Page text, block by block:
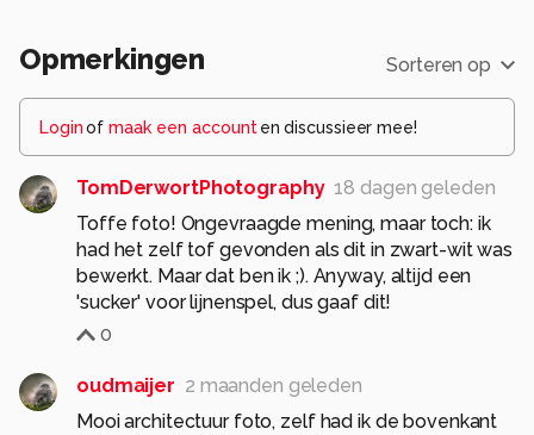
Opmerkingen Sorteren op
Loginof maak een account en discussieer mee!
TomDerwortPhotography 18 dagen geleden
Toffe foto! Ongevraagde mening, maar toch: ik
had het zelf tof gevonden als dit in zwart-wit was
bewerkt. Maar dat ben ik ;). Anyway, altijd een
'sucker' voor lijnenspel, dus gaaf dit!
0
oudmaijer 2 maanden geleden
Mooi architectuur foto, zelf had ik de bovenkant